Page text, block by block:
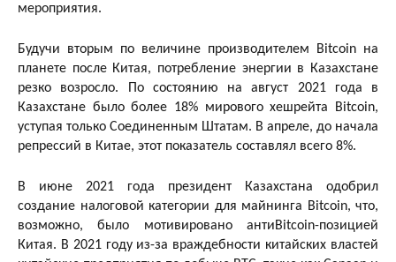
мероприятия.
Будучи вторым по величине производителем Bitcoin на
планете после Китая, потребление энергии в Казахстане
резко возросло. По состоянию на август 2021 года в
Казахстане было более 18% мирового хешрейта Bitcoin,
уступая только Соединенным Штатам. В апреле, до начала
репрессий в Китае, этот показатель составлял всего 8%.
В июне 2021 года президент Казахстана одобрил
создание налоговой категории для майнинга Bitcoin, что,
возможно, было мотивировано антиBitcoin-позицией
Китая. В 2021 году из-за враждебности китайских властей